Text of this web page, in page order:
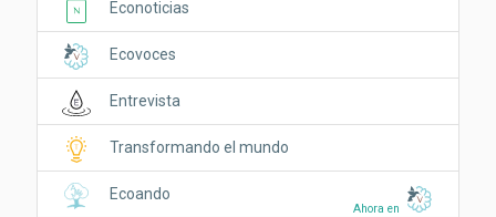
Econoticias
Ecovoces
Entrevista
Transformando el mundo
Ahora en
Ecoando